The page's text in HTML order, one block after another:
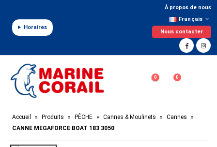
Horaires
À propos de nous
Français
Nous contacter
0 0
Accueil » Produits » PÊCHE » Cannes & Moulinets » Cannes
»
CANNE MEGAFORCE BOAT 183 3050